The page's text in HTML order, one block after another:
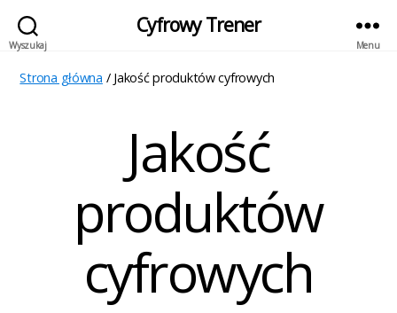
Wyszukaj
Cyfrowy Trener
Menu
Strona główna / Jakość produktów cyfrowych
Jakość
produktów
cyfrowych